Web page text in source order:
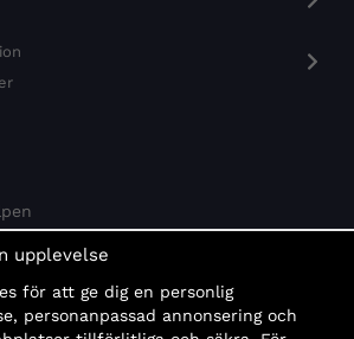
upplevelse
för att ge dig en personlig
personanpassad annonsering och